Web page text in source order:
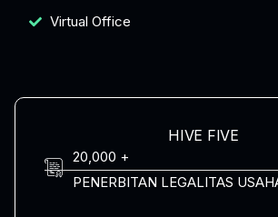
Virtual Office
HIVE FIVE
20,000 +
PENERBITAN LEGALITAS